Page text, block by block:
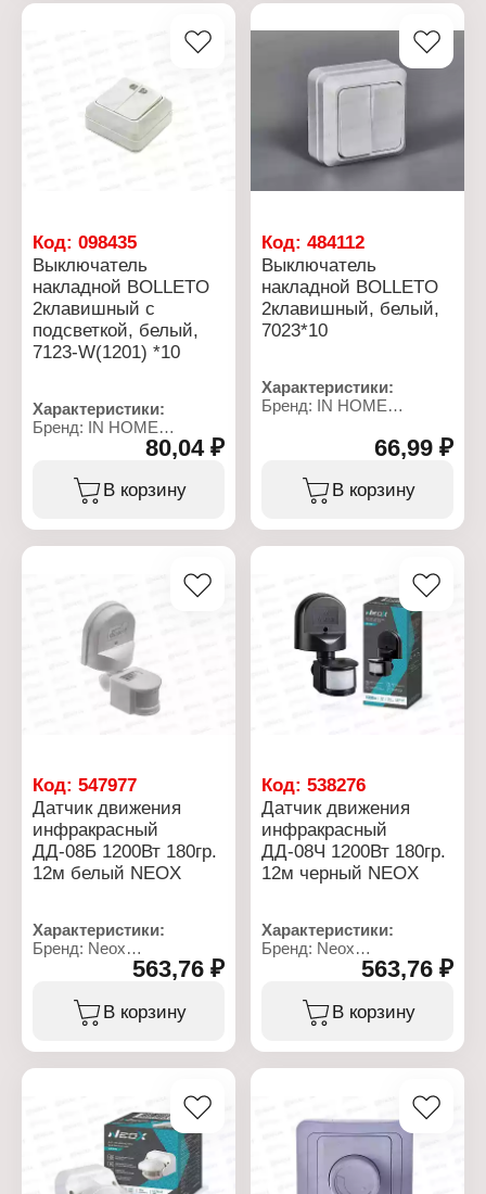
Подсветка: нет
Номинальная сила тока:
Материал: пластик
Степень защиты: IP20
Подсветка: с подсветкой
Номинальная сила тока:
Цвет: белый
Материал: пластик
Степень защиты: IP20
Код: 098435
Выключатель
накладной BOLLETO
2клавишный с
подсветкой, белый,
7123-W(1201) *10
Характеристики:
Бренд: IN HOME
Серия: "BOLLETO"
Выключатель
Количество клавиш: 2
Подсветка: с подсветкой
Номинальная сила тока:
Цвет: белый
Материал: пластик
Степень защиты: IP20
80,04 ₽
В корзину
Код:484112
Выключатель
накладной BOLLETO
2клавишный, белый,
7023*10
Характеристики:
Бренд: IN HOME
Количество клавиш: 2
клавиши
установка
Номинальная сила тока:
Цвет: белый
Материал: пластик
Степень защиты: IP20
66,99 ₽
В корзину
Код: 547977
Датчик движения
инфракрасный
ДД-08Б 1200Вт 180гр.
12м белый NEOX
Характеристики:
Бренд: Neox
Тип товара: Датчик
Модель: ДД-08Б
Тип сенсора:
Радиус действия: 6-12 м
Напряжение: 220 В
Рекомендуемая высота
установки: 4 м
Максимальная нагрузка:
1200 Вт
563,76 ₽
В корзину
Код:538276
Датчик движения
инфракрасный
ДД-08Ч 1200Вт 180гр.
12м черный NEOX
Характеристики:
Бренд: Neox
Тип товара: Датчик
Модель: ДД-08Ч
Тип сенсора:
Радиус действия: 6-12 м
Напряжение: 220 В
Рекомендуемая высота
установки: 4 м
Максимальная нагрузка:
563,76 ₽
В корзину